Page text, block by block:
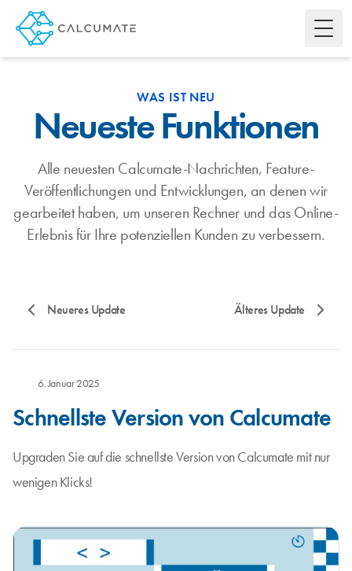
WAS IST NEU
Neueste Funktionen
Alle neuesten Calcumate-Nachrichten, Feature-
Veröffentlichungen und Entwicklungen, an denen wir
gearbeitet haben, um unseren Rechner und das Online-
Erlebnis für Ihre potenziellen Kunden zu verbessern.
Neueres Update Älteres Update
6. Januar 2025
Schnellste Version von Calcumate
Upgraden Sie auf die schnellste Version von Calcumate mit nur
wenigen Klicks!